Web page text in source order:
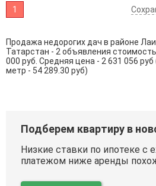
1
Продажа недорогих дач в районе
Татарстан - 2 объявления
000 руб. Средняя цена - 2 631 056 руб
метр - 54 289.30 руб)
Подберем квартиру в
Низкие ставки по ипотеке
платежом ниже аренды